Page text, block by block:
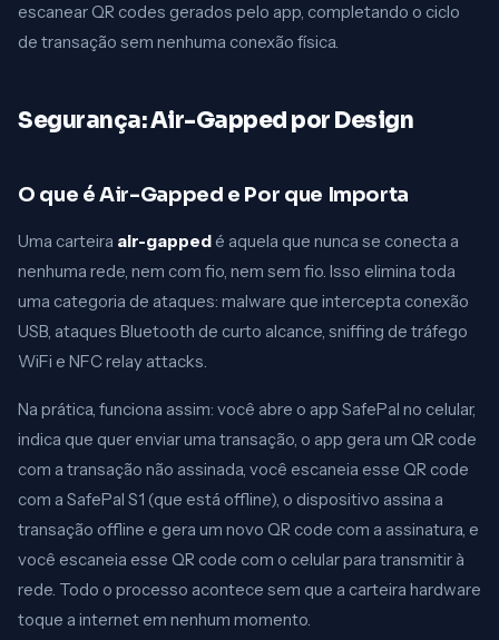
escanear QR codes gerados pelo app, completando o ciclo
de transação sem nenhuma conexão física.
Segurança: Air-Gapped por Design
O que é Air-Gapped e Por que Importa
Uma carteira air-gapped é aquela que nunca se conecta a
nenhuma rede, nem com fio, nem sem fio. Isso elimina toda
uma categoria de ataques: malware que intercepta conexão
USB, ataques Bluetooth de curto alcance, sniffing de tráfego
WiFi e NFC relay attacks.
Na prática, funciona assim: você abre o app SafePal no celular,
indica que quer enviar uma transação, o app gera um QR code
com a transação não assinada, você escaneia esse QR code
com a SafePal S1 (que está offline), o dispositivo assina a
transação offline e gera um novo QR code com a assinatura, e
você escaneia esse QR code com o celular para transmitir à
rede. Todo o processo acontece sem que a carteira hardware
toque a internet em nenhum momento.